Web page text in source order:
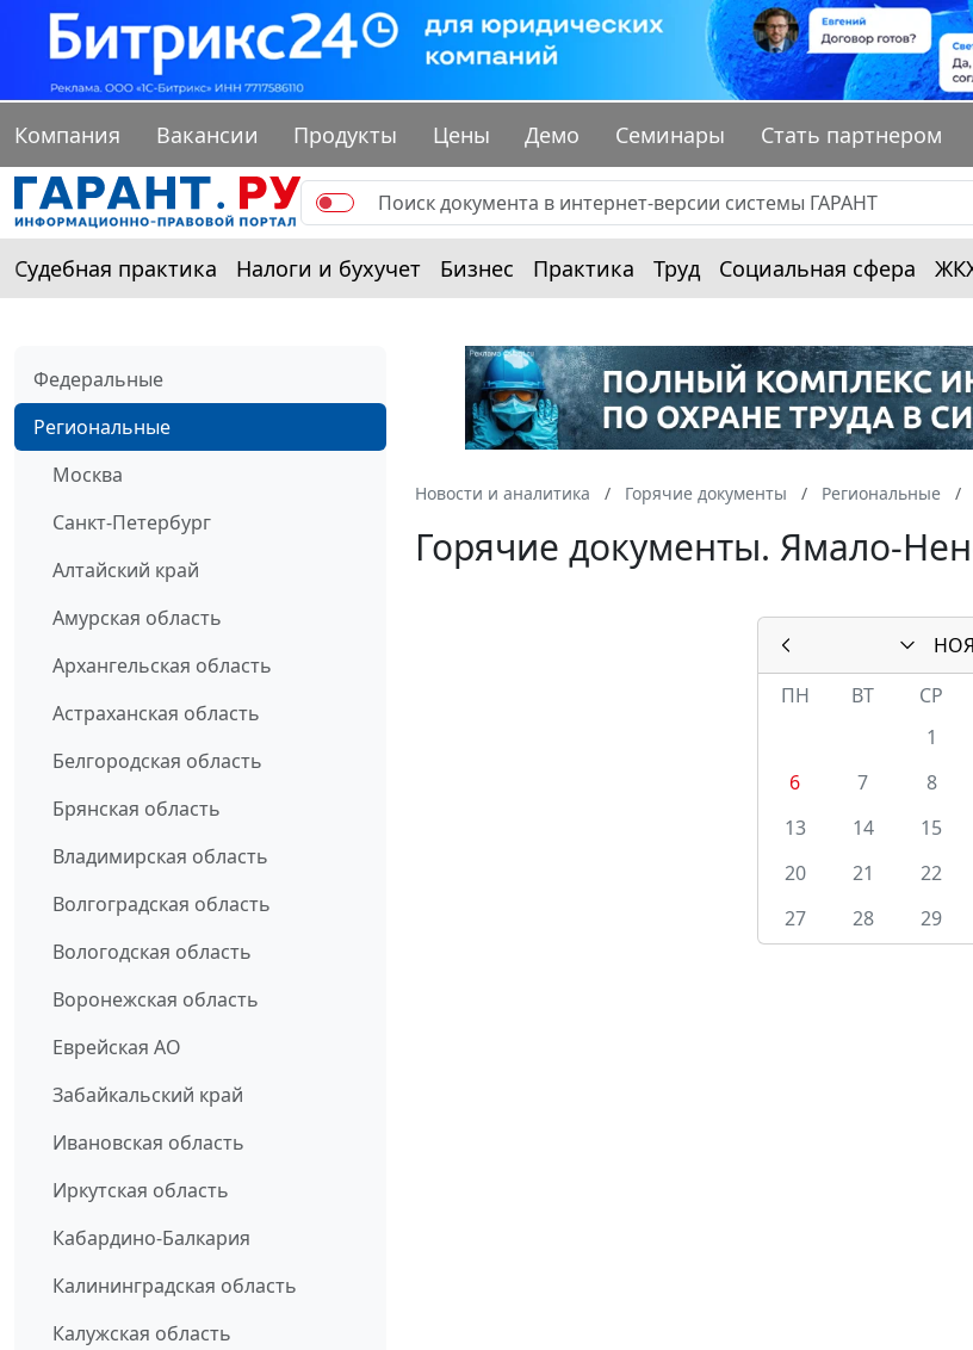
Компания Вакансии Продукты Цены Демо Семинары Стать партнером
Судебная практика Налоги и бухучет Бизнес Практика Труд Социальная сфера
Федеральные
Региональные
Москва
Санкт-Петербург
Алтайский край
Амурская область
Архангельская область
Астраханская область
Белгородская область
Брянская область
Владимирская область
Волгоградская область
Вологодская область
Воронежская область
Еврейская АО
Забайкальский край
Ивановская область
Иркутская область
Кабардино-Балкария
Калининградская область
Калужская область
Новости и аналитика Горячие документы Региональные
Горячие документы. Ямало-
ПН
ВТ СР
1
6
7 8
13
14 15
20
21 22
27
28 29